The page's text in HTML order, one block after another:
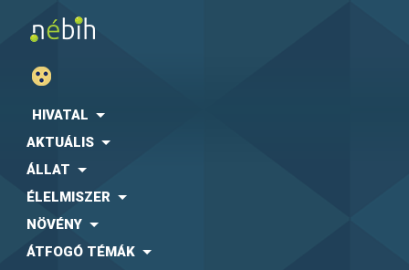
HIVATAL
AKTUÁLIS
ÁLLAT
ÉLELMISZER
NÖVÉNY
ÁTFOGÓ TÉMÁK